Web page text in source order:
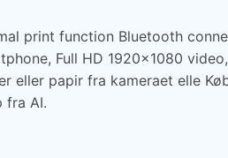
print function Bluetooth
Full HD 1920x1080
eller papir fra kameraet elle
fra AI.